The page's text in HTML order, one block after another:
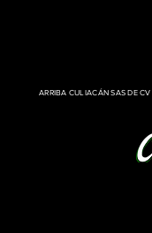
ARRIBA CULIACÁN SAS DE